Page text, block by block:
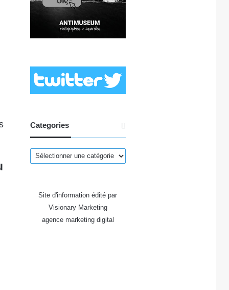
Categories
Categories
Site d'information édité par
Visionary Marketing
agence marketing digital